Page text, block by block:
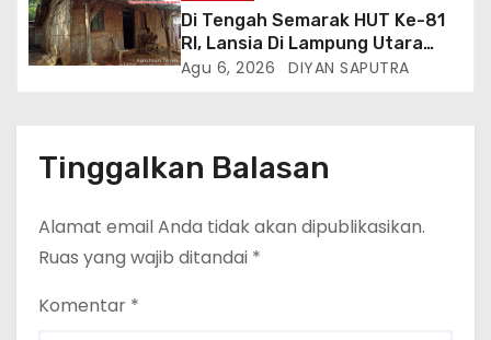
Di Tengah Semarak HUT Ke-81
RI, Lansia Di Lampung Utara
Hidup Memprihatinkan
Agu 6, 2026 DIYAN SAPUTRA
Tinggalkan Balasan
Alamat email Anda tidak akan dipublikasikan.
Ruas yang wajib ditandai *
Komentar *